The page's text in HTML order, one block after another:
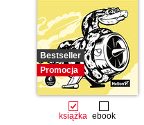
Bestseller
Promocja
książka ebook